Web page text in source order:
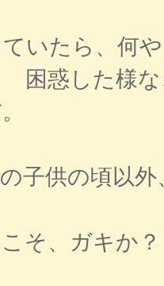
いたら、何
困惑した様
の子供の頃以
そ、ガキか